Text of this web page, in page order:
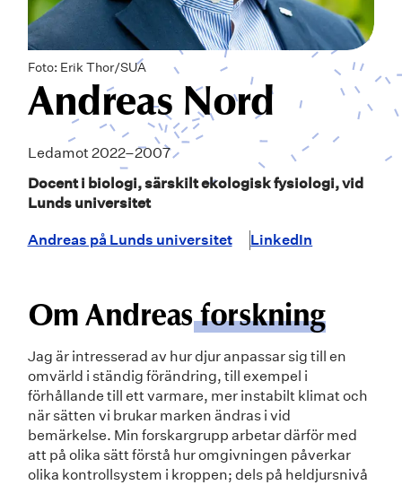
Foto: Erik Thor/SUA
Andreas Nord
Ledamot 2022–2007
Docent i biologi, särskilt ekologisk fysiologi, vid
Lunds universitet
Andreas på Lunds universitet LinkedIn
Om Andreasforskning
Jag är intresserad av hur djur anpassar sig till en
omvärld i ständig förändring, till exempel i
förhållande till ett varmare, mer instabilt klimat och
när sätten vi brukar marken ändras i vid
bemärkelse. Min forskargrupp arbetar därför med
att på olika sätt förstå hur omgivningen påverkar
olika kontrollsystem i kroppen; dels på heldjursnivå